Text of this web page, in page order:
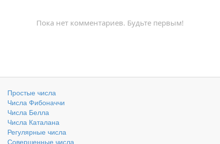
Пока нет комментариев. Будьте первым!
Простые числа
Числа Фибоначчи
Числа Белла
Числа Каталана
Регулярные числа
Совершенные числа